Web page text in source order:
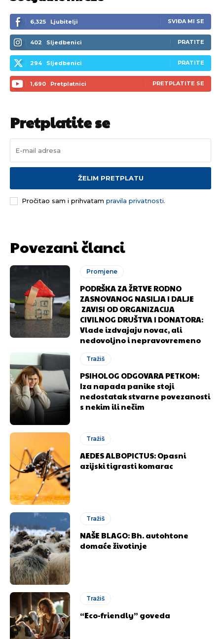
6,325 Ljubitelji SVIĐA MI SE
402 Sljedbenici PRATITE
294 Sljedbenici PRATITE
1,690 Pretplatnici PRETPLATITE SE
Pretplatite se
ŽELIM PRETPLATU
Pročitao sam i prihvatam pravila privatnosti.
Povezani članci
Promjene
PODRŠKA ZA ŽRTVE RODNO
ZASNOVANOG NASILJA I DALJE
ZAVISI OD ORGANIZACIJA
CIVILNOG DRUŠTVA I DONATORA:
Vlade izdvajaju novac, ali
nedovoljno i nepravovremeno
Tražiš
PSIHOLOG ODGOVARA PETKOM:
Iza napada panike stoji
nedostatak stvarne povezanosti
s nekim ili nečim
Tražiš
AEDES ALBOPICTUS: Opasni
azijski tigrasti komarac
Tražiš
NAŠE BLAGO: Bh. autohtone
domaće životinje
Tražiš
“Eco-friendly” goveda